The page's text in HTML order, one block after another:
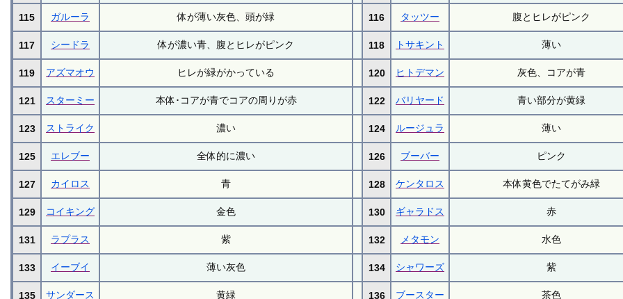
115 ガルーラ 体が薄い灰色、頭が緑 116 タッツー 腹とヒレがピンク
117 シードラ 体が濃い青、腹とヒレがピンク 118 トサキント 薄い
119 アズマオウ ヒレが緑がかっている 120 ヒトデマン 灰色、コアが青
121 スターミー 本体･コアが青でコアの周りが赤 122 バリヤード 青い部分が黄緑
123 ストライク 濃い 124 ルージュラ 薄い
125 エレブー 全体的に濃い 126 ブーバー ピンク
127 カイロス 青 128 ケンタロス 本体黄色でたてがみ緑
129 コイキング 金色 130 ギャラドス 赤
131 ラプラス 紫 132 メタモン 水色
133 イーブイ 薄い灰色 134 シャワーズ 紫
135 サンダース 黄緑 136 ブースター 茶色